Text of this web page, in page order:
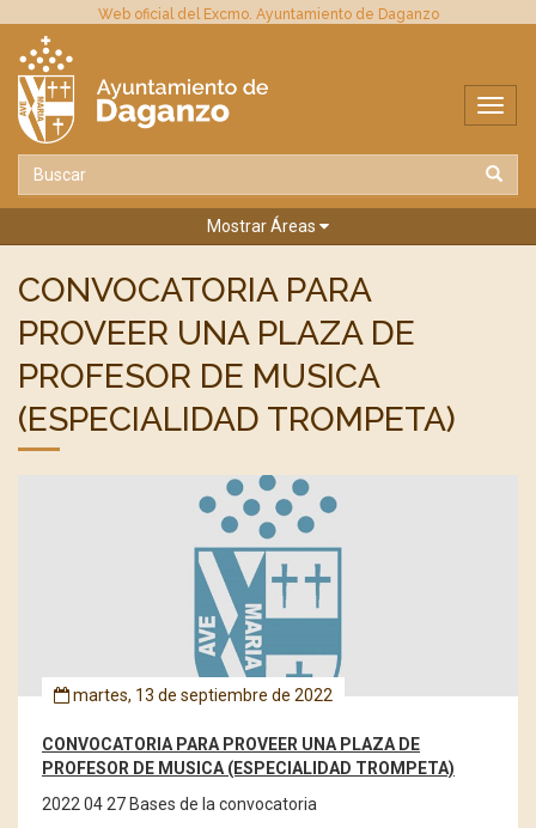
Web oficial del Excmo. Ayuntamiento de Daganzo
Mostrar Áreas
CONVOCATORIA PARA
PROVEER UNA PLAZA DE
PROFESOR DE MUSICA
(ESPECIALIDAD TROMPETA)
martes, 13 de septiembre de 2022
CONVOCATORIA PARA PROVEER UNA PLAZA DE
PROFESOR DE MUSICA (ESPECIALIDAD TROMPETA)
2022 04 27 Bases de la convocatoria